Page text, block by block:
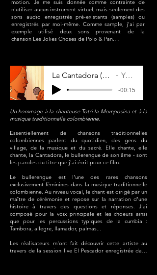
motion. Je me suis donnée comme contrainte de
n'utiliser aucun instrument virtuel, mais seulement des
sons audio enregistrés pré-existants (samples) ou
enregistrés par moi-même. ​Comme sample, j'ai par
exemple utilisé deux sons provenant de la
chanson Les Jolies Choses de Polo & Pan.
modeler :  un renvoi direct à l'enfance et au jeu. Il me
fallait donc une musique sensible et juste dans
l'émotion de notre personnage mais quelque chose
qui ne soit pas triste et qui nous donne presque envie
de danser au milieu des images, dans le carroussel de
dit "Je ne veux pas quelque chose de triste".
présente, il n'y a pas de bruitages (hormis la TV
diégétique du début et quelques sons de
vagues). Perle m'a indiqué vouloir une musique faite
de boucles pour donner une continuité temporelle
tout au long du film.  Il me fallait donc créer une
des images, de l'unité de temps et qui soit
suffisamment riche, évolutive et bien orchestrée pour
ne pas qu'on ne s'en lasse.
La Cantadora (Réal. Les Gobelins) - 2025 Yohna Saïdé
-00:15
Un hommage à la chanteuse Totó la Momposina et à la
musique traditionnelle colombienne.
Essentiellement de chansons traditionnelles
colombiennes parlent du quotidien, des gens du
village, de la musique et du sacré. Elle chante, elle
chante, la Cantadora, le bullerengue de son âme - sont
les paroles du titre que j'ai écrit pour ce film.
Le bullerengue est l'une des rares chansons
exclusivement féminines dans la musique traditionnelle
colombienne. Au niveau vocal, le chant est dirigé par un
maître de cérémonie et repose sur la narration d'une
histoire à travers des questions et réponses. J'ai
composé pour la voix principale et les choeurs ainsi
que pour les percussions typiques de la cumbia :
Tambora, allegre, llamador, palmas...
Les réalisateurs m'ont fait découvrir cette artiste au
travers de la session live El Pescador enregistrée dans